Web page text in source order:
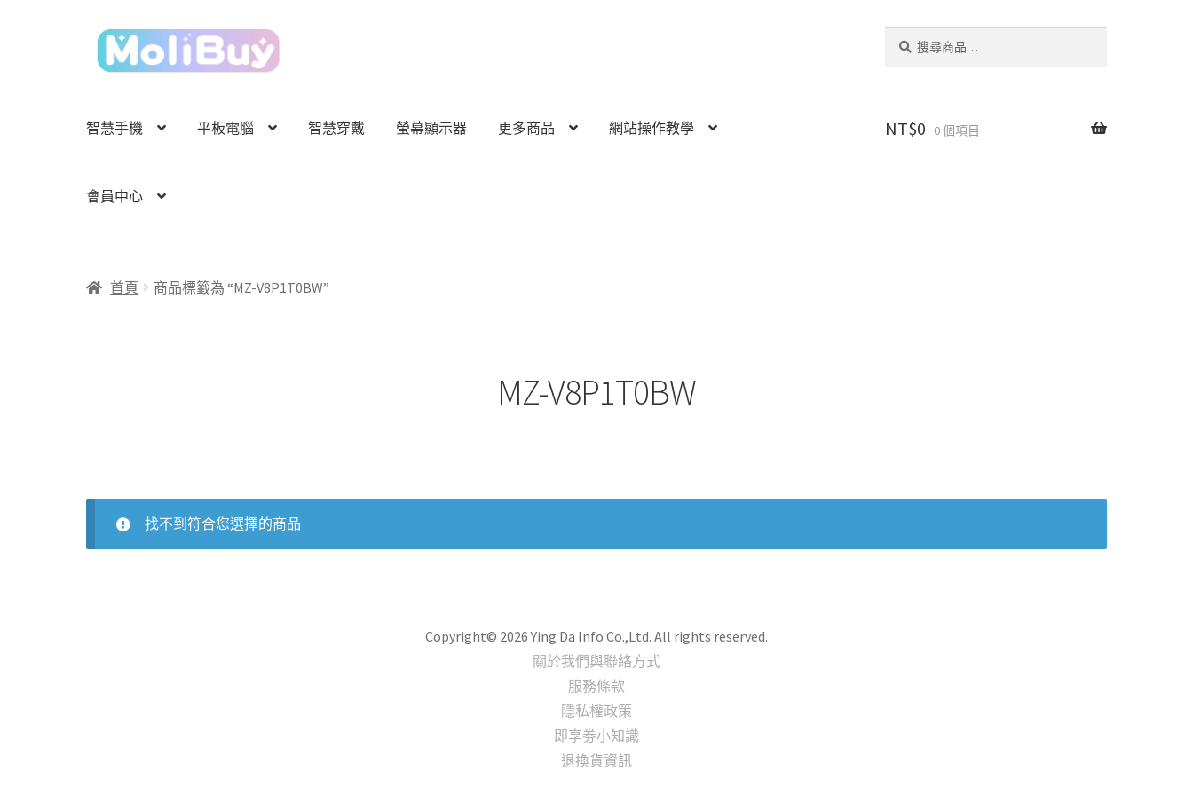
跳
至
列
跳
至
內
字:
智慧手機 平板電腦 智慧穿戴 螢幕顯示器 更多商品 網站操作教學
會員中心
NT$0 0 個項目
首頁 商品標籤為 “MZ-V8P1T0BW”
MZ-V8P1T0BW
找不到符合您選擇的商品
Copyright© 2026 Ying Da Info Co.,Ltd. All rights reserved.
關於我們與聯絡方式
服務條款
隱私權政策
即享劵小知識
退換貨資訊